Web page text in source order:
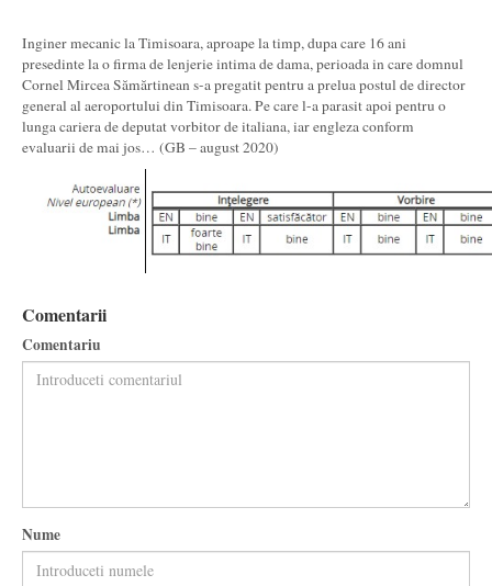
Inginer mecanic la Timisoara, aproape la timp, dupa care 16 ani
presedinte la o firma de lenjerie intima de dama, perioada in care domnul
Cornel Mircea Sămărtinean s-a pregatit pentru a prelua postul de director
general al aeroportului din Timisoara. Pe care l-a parasit apoi pentru o
lunga cariera de deputat vorbitor de italiana, iar engleza conform
evaluarii de mai jos… (GB – august 2020)
Comentarii
Comentariu
Nume